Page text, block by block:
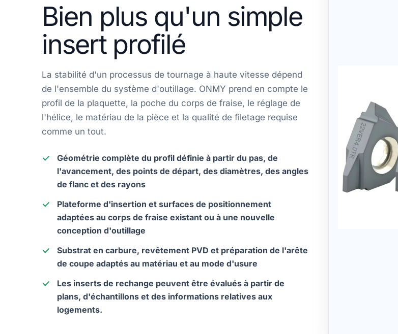
Bien plus qu'un simple
insert profilé
La stabilité d'un processus de tournage à haute vitesse dépend
de l'ensemble du système d'outillage. ONMY prend en compte le
profil de la plaquette, la poche du corps de fraise, le réglage de
l'hélice, le matériau de la pièce et la qualité de filetage requise
comme un tout.
Géométrie complète du profil définie à partir du pas, de
l'avancement, des points de départ, des diamètres, des angles
de flanc et des rayons
Plateforme d'insertion et surfaces de positionnement
adaptées au corps de fraise existant ou à une nouvelle
conception d'outillage
Substrat en carbure, revêtement PVD et préparation de l'arête
de coupe adaptés au matériau et au mode d'usure
Les inserts de rechange peuvent être évalués à partir de
plans, d'échantillons et des informations relatives aux
logements.